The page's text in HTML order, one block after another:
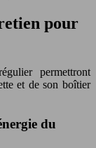
pour
permettront
et de son boîtier
du